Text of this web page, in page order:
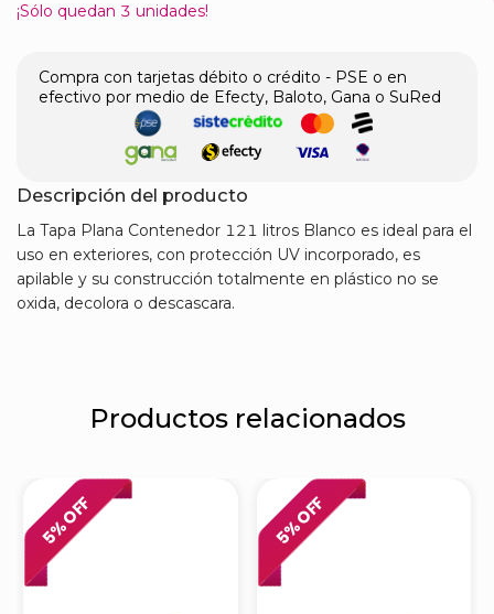
¡Sólo quedan 3 unidades!
Compra con tarjetas débito o crédito - PSE o en
efectivo por medio de Efecty, Baloto, Gana o SuRed
Descripción del producto
La Tapa Plana Contenedor 121 litros Blanco es ideal para el
uso en exteriores, con protección UV incorporado, es
apilable y su construcción totalmente en plástico no se
oxida, decolora o descascara.
Productos relacionados
5
% OFF 5
% OFF